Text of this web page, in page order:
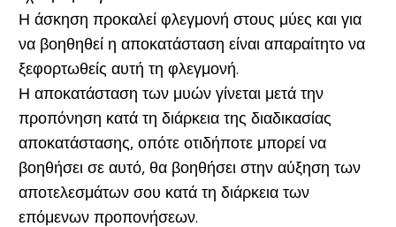
Η άσκηση προκαλεί φλεγμονή στους μύες και για
να βοηθηθεί η αποκατάσταση είναι απαραίτητο να
ξεφορτωθείς αυτή τη φλεγμονή.
Η αποκατάσταση των μυών γίνεται μετά την
προπόνηση κατά τη διάρκεια της διαδικασίας
αποκατάστασης, οπότε οτιδήποτε μπορεί να
βοηθήσει σε αυτό, θα βοηθήσει στην αύξηση των
αποτελεσμάτων σου κατά τη διάρκεια των
επόμενων προπονήσεων.